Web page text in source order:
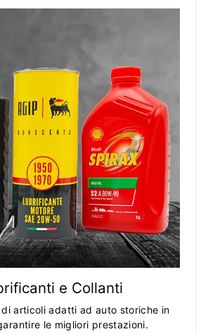
e Collanti
di articoli adatti ad auto storiche in
le migliori prestazioni.